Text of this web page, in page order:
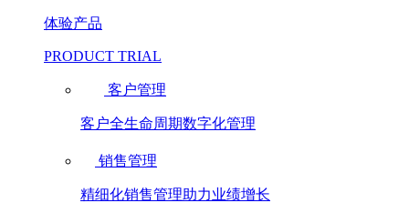
体验产品
PRODUCT TRIAL
客户管理
客户全生命周期数字化管理
销售管理
精细化销售管理助力业绩增长